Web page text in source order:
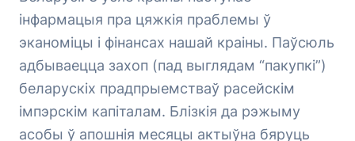
інфармацыя пра цяжкія праблемы ў
эканоміцы і фінансах нашай краіны. Паўсюль
адбываецца захоп (пад выглядам “пакупкі”)
беларускіх прадпрыемстваў расейскім
імпэрскім капіталам. Блізкія да рэжыму
асобы ў апошнія месяцы актыўна бяруць